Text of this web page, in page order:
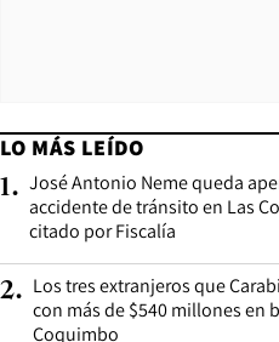
LO MÁS LEÍDO
1. José Antonio Neme queda
accidente de tránsito en Las
citado por Fiscalía
2. Los tres extranjeros que
con más de $540 millones en
Coquimbo